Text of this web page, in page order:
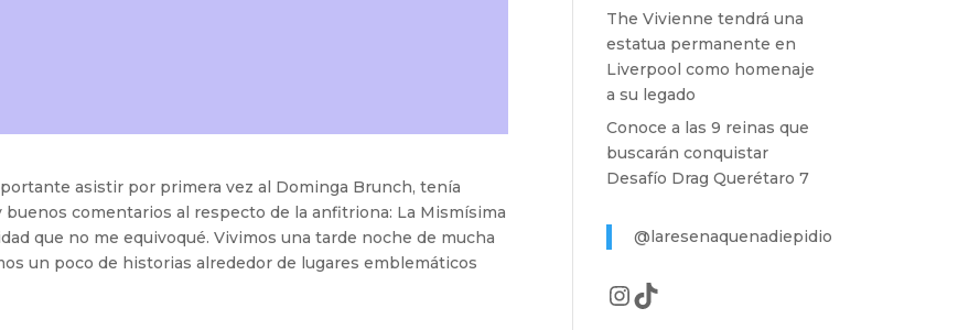
asistir por primera vez al Dominga Brunch, tenía
comentarios al respecto de la anfitriona: La Mismísima
que no me equivoqué. Vivimos una tarde noche de mucha
un poco de historias alrededor de lugares emblemáticos
The Vivienne tendrá una
estatua permanente en
Liverpool como homenaje
a su legado
Conoce a las 9 reinas que
buscarán conquistar
Desafío Drag Querétaro 7
@laresenaquenadiepidio
Instagram
TikTok